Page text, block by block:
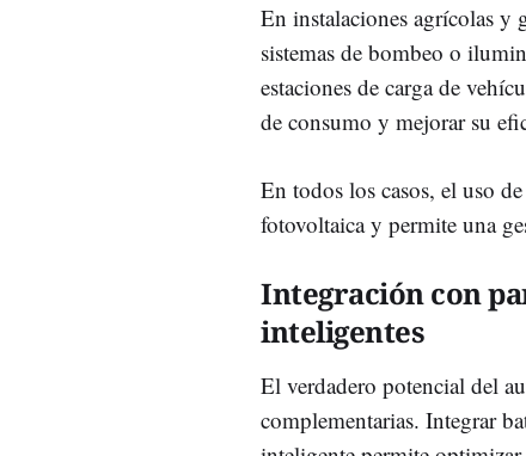
En instalaciones agrícolas y
sistemas de bombeo o
estaciones de carga de
de consumo y mejorar su
En todos los casos, el uso de
fotovoltaica y permite una
Integración con
inteligentes
El verdadero potencial del
complementarias. Integrar